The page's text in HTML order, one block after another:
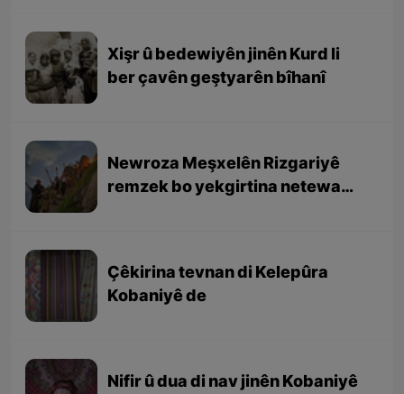
Xişr û bedewiyên jinên Kurd li
ber çavên geştyarên bîhanî
Newroza Meşxelên Rizgariyê
remzek bo yekgirtina netewa
Çêkirina tevnan di Kelepûra
Kobaniyê de
Nifir û dua di nav jinên Kobaniyê